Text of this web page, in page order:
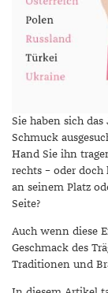
DIOPSID
FLUORIT
IOLITH
JADE
KARNEOL
KYANIT
LABRADORIT
UNGLAUBLICH
WINTER
DINNER
ERSTES DATE
TREND DES
Sie haben sich
Schmuck
Hand Sie ihn
rechts – oder doch
an seinem Platz
Seite?
Auch wenn diese
Geschmack des
Traditionen und